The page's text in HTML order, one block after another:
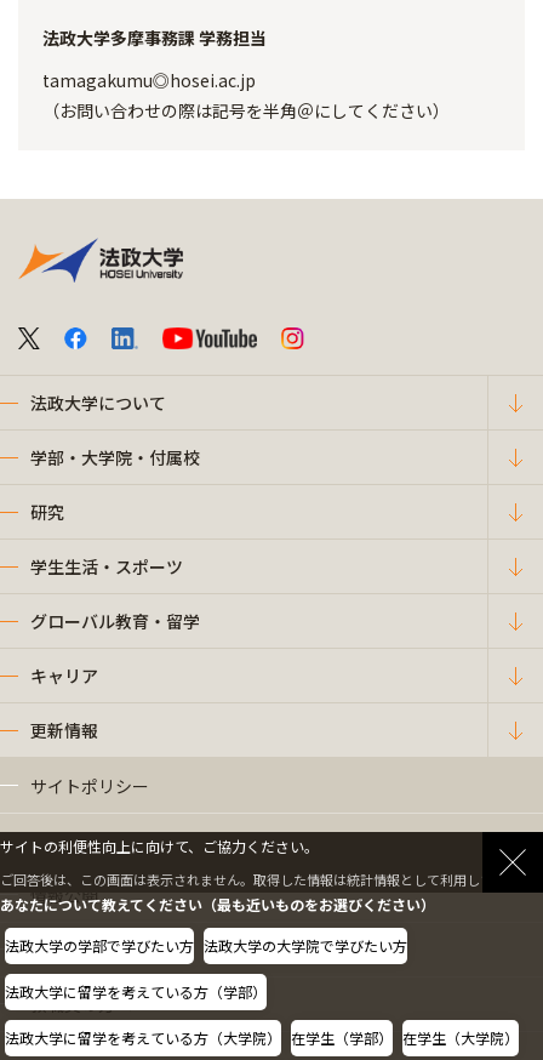
法政大学多摩事務課 学務担当
tamagakumu◎hosei.ac.jp
（お問い合わせの際は記号を半角＠にしてください）
法政大学について
学部・大学院・付属校
研究
学生生活・スポーツ
グローバル教育・留学
キャリア
更新情報
サイトポリシー
プライバシーポリシー
情報公開
採用情報
教職員の方へ
サイトの利便性向上に向けて、ご協力ください。
ご回答後は、この画面は表示されません。取得した情報は統計情報として利用します。
あなたについて教えてください（最も近いものをお選びください）
法政大学の学部で学びたい方 法政大学の大学院で学びたい方
法政大学に留学を考えている方（学部）
法政大学に留学を考えている方（大学院） 在学生（学部） 在学生（大学院）